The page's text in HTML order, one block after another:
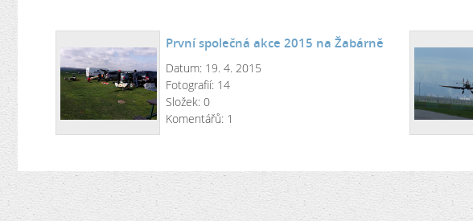
První společná akce 2015 na Žabárně
Datum: 19. 4. 2015
Fotografií: 14
Složek: 0
Komentářů: 1